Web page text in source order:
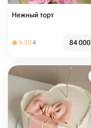
Нежный торт
4.504 84 000